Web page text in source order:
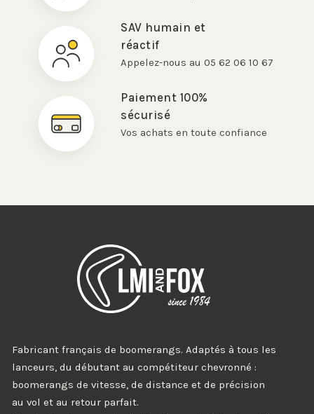
SAV humain et
réactif
Appelez-nous au 05 62 06 10 67
Paiement 100%
sécurisé
Vos achats en toute confiance
Fabricant français de boomerangs. Adaptés à tous les
lanceurs, du débutant au compétiteur chevronné :
boomerangs de vitesse, de distance et de précision
au vol et au retour parfait.